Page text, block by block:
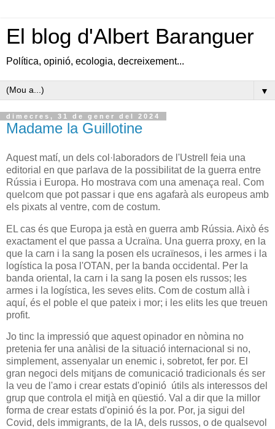
El blog d'Albert Baranguer
Política, opinió, ecologia, decreixement...
▼
dimecres, 31 de gener del 2024
Madame la Guillotine
Aquest matí, un dels col·laboradors de l'Ustrell feia una
editorial en que parlava de la possibilitat de la guerra entre
Rússia i Europa. Ho mostrava com una amenaça real. Com
quelcom que pot passar i que ens agafarà als europeus amb
els pixats al ventre, com de costum.
EL cas és que Europa ja està en guerra amb Rússia. Això és
exactament el que passa a Ucraïna. Una guerra proxy, en la
que la carn i la sang la posen els ucraïnesos, i les armes i la
logística la posa l'OTAN, per la banda occidental. Per la
banda oriental, la carn i la sang la posen els russos; les
armes i la logística, les seves elits. Com de costum allà i
aquí, és el poble el que pateix i mor; i les elits les que treuen
profit.
Jo tinc la impressió que aquest opinador en nòmina no
pretenia fer una anàlisi de la situació internacional si no,
simplement, assenyalar un enemic i, sobretot, fer por. El
gran negoci dels mitjans de comunicació tradicionals és ser
la veu de l'amo i crear estats d'opinió útils als interessos del
grup que controla el mitjà en qüestió. Val a dir que la millor
forma de crear estats d'opinió és la por. Por, ja sigui del
Covid, dels immigrants, de la IA, dels russos, o de qualsevol